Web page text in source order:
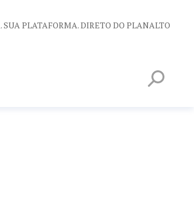
SUA PLATAFORMA. DIRETO DO PLANALTO